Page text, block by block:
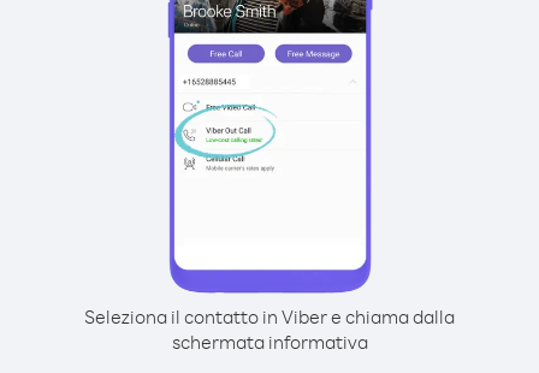
Seleziona il contatto in Viber e chiama dalla
schermata informativa